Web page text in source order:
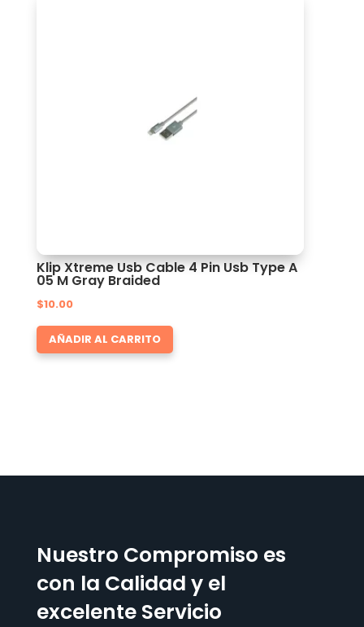
Klip Xtreme Usb Cable 4 Pin Usb Type A
05 M Gray Braided
$10.00
AÑADIR AL CARRITO
Nuestro Compromiso es
con la Calidad y el
excelente Servicio